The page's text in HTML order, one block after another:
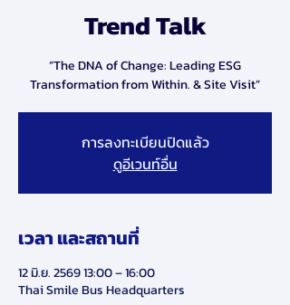
Trend Talk
“The DNA of Change: Leading ESG
Transformation from Within. & Site Visit”
การลงทะเบียนปิดแล้ว
ดูอีเวนท์อื่น
เวลา และสถานที่
12 มิ.ย. 2569 13:00 – 16:00
Thai Smile Bus Headquarters